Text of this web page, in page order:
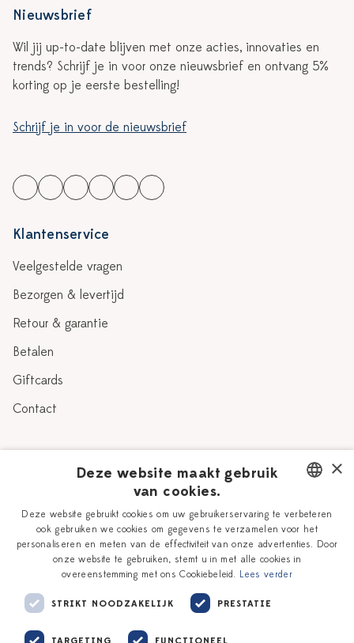
Nieuwsbrief
Wil jij up-to-date blijven met onze acties, innovaties en
trends? Schrijf je in voor onze nieuwsbrief en ontvang 5%
korting op je eerste bestelling!
Schrijf je in voor de nieuwsbrief
Klantenservice
Veelgestelde vragen
Bezorgen & levertijd
Retour & garantie
Betalen
Giftcards
Contact
Verhaal
Onze plateelschilders
Delfts Blauw
Workshops
Vacatures
Zakelijk
DUTCH
ENGLISH
×
Deze website maakt gebruik
van cookies.
Deze website gebruikt cookies om uw gebruikerservaring te verbeteren
ook gebruiken we cookies om gegevens te verzamelen voor het
personaliseren en meten van de effectiviteit van onze advertenties. Door
onze website te gebruiken, stemt u in met alle cookies in
overeenstemming met ons Cookiebeleid. Lees verder
STRIKT NOODZAKELIJK PRESTATIE
TARGETING FUNCTIONEEL